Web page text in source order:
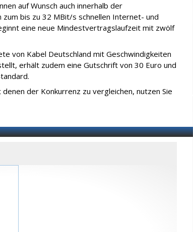
auf Wunsch auch innerhalb der
bis zu 32 MBit/s schnellen Internet- und
eine neue Mindestvertragslaufzeit mit zwölf
von Kabel Deutschland mit Geschwindigkeiten
erhält zudem eine Gutschrift von 30 Euro und
der Konkurrenz zu vergleichen, nutzen Sie